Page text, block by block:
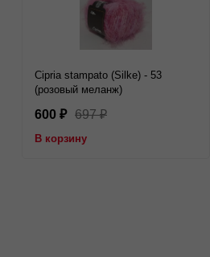
Cipria stampato (Silke) - 53
(розовый меланж)
600 ₽ 697₽
В корзину